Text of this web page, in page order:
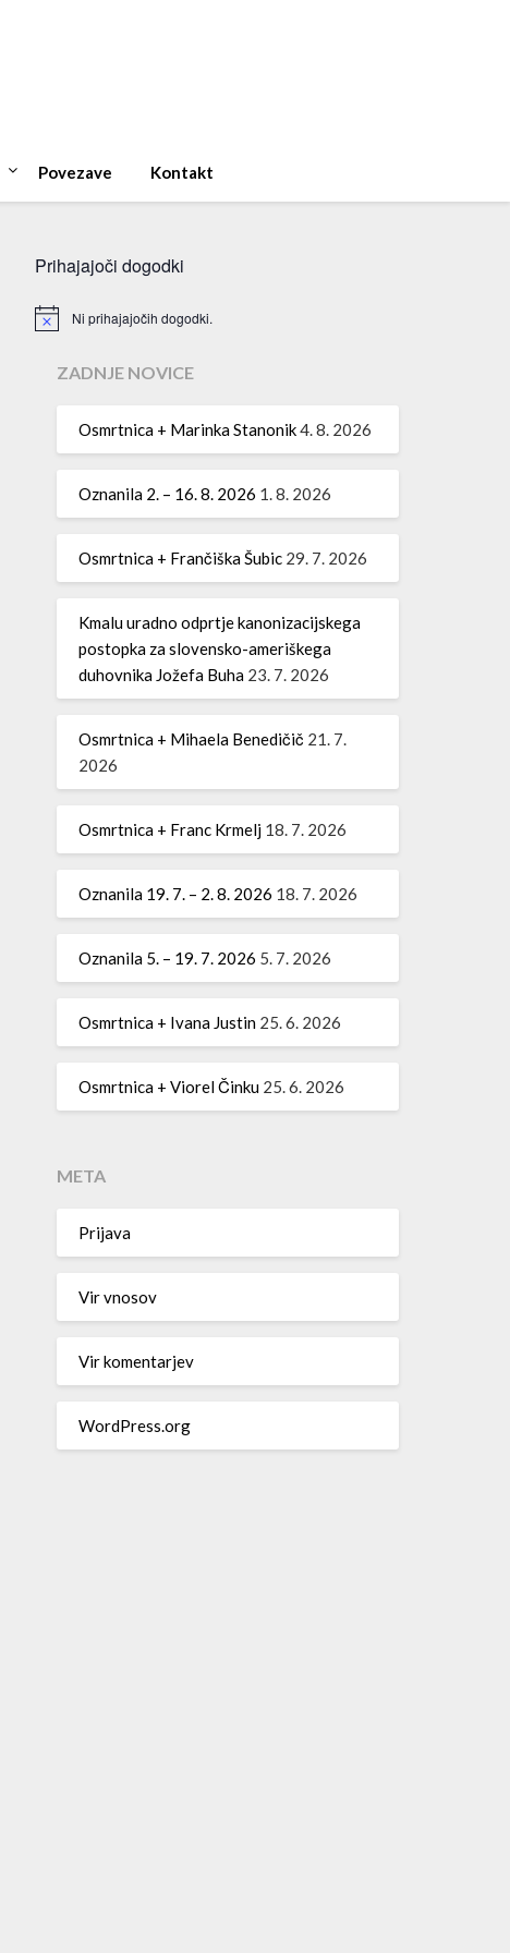
Povezave Kontakt
Prihajajoči dogodki
Notice Ni prihajajočih dogodki.
ZADNJE NOVICE
Osmrtnica + Marinka Stanonik4. 8. 2026
Oznanila 2. – 16. 8. 2026 1. 8. 2026
Osmrtnica + Frančiška Šubic 29. 7. 2026
Kmalu uradno odprtje kanonizacijskega
postopka za slovensko-ameriškega
duhovnika Jožefa Buha 23. 7. 2026
Osmrtnica + Mihaela Benedičič 21. 7.
2026
Osmrtnica + Franc Krmelj 18. 7. 2026
Oznanila 19. 7. – 2. 8. 2026 18. 7. 2026
Oznanila 5. – 19. 7. 2026 5. 7. 2026
Osmrtnica + Ivana Justin 25. 6. 2026
Osmrtnica + Viorel Činku 25. 6. 2026
META
Prijava
Vir vnosov
Vir komentarjev
WordPress.org